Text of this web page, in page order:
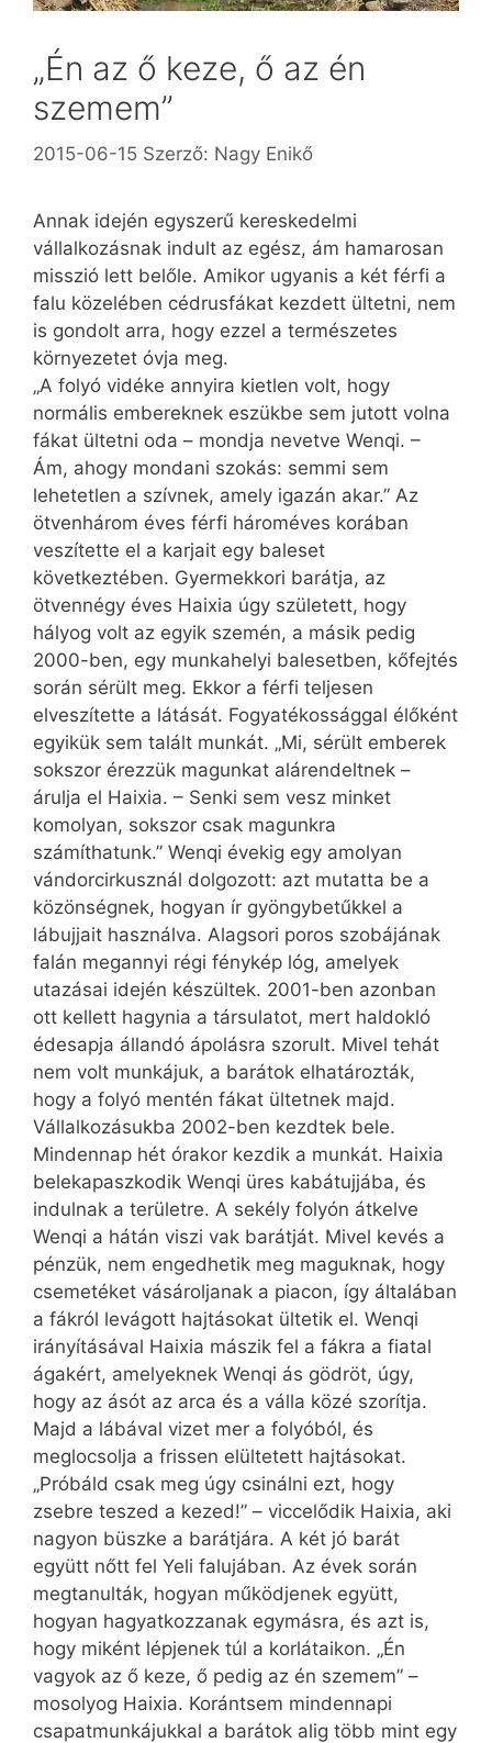
„Én az ő keze, ő az én
szemem”
2015-06-15 Szerző: Nagy Enikő
Annak idején egyszerű kereskedelmi
vállalkozásnak indult az egész, ám hamarosan
misszió lett belőle. Amikor ugyanis a két férfi a
falu közelében cédrusfákat kezdett ültetni, nem
is gondolt arra, hogy ezzel a természetes
környezetet óvja meg.
„A folyó vidéke annyira kietlen volt, hogy
normális embereknek eszükbe sem jutott volna
fákat ültetni oda – mondja nevetve Wenqi. –
Ám, ahogy mondani szokás: semmi sem
lehetetlen a szívnek, amely igazán akar.” Az
ötvenhárom éves férfi hároméves korában
veszítette el a karjait egy baleset
következtében. Gyermekkori barátja, az
ötvennégy éves Haixia úgy született, hogy
hályog volt az egyik szemén, a másik pedig
2000-ben, egy munkahelyi balesetben, kőfejtés
során sérült meg. Ekkor a férfi teljesen
elveszítette a látását. Fogyatékossággal élőként
egyikük sem talált munkát. „Mi, sérült emberek
sokszor érezzük magunkat alárendeltnek –
árulja el Haixia. – Senki sem vesz minket
komolyan, sokszor csak magunkra
számíthatunk.” Wenqi évekig egy amolyan
vándorcirkusznál dolgozott: azt mutatta be a
közönségnek, hogyan ír gyöngybetűkkel a
lábujjait használva. Alagsori poros szobájának
falán megannyi régi fénykép lóg, amelyek
utazásai idején készültek. 2001-ben azonban
ott kellett hagynia a társulatot, mert haldokló
édesapja állandó ápolásra szorult. Mivel tehát
nem volt munkájuk, a barátok elhatározták,
hogy a folyó mentén fákat ültetnek majd.
Vállalkozásukba 2002-ben kezdtek bele.
Mindennap hét órakor kezdik a munkát. Haixia
belekapaszkodik Wenqi üres kabátujjába, és
indulnak a területre. A sekély folyón átkelve
Wenqi a hátán viszi vak barátját. Mivel kevés a
pénzük, nem engedhetik meg maguknak, hogy
csemetéket vásároljanak a piacon, így általában
a fákról levágott hajtásokat ültetik el. Wenqi
irányításával Haixia mászik fel a fákra a fiatal
ágakért, amelyeknek Wenqi ás gödröt, úgy,
hogy az ásót az arca és a válla közé szorítja.
Majd a lábával vizet mer a folyóból, és
meglocsolja a frissen elültetett hajtásokat.
„Próbáld csak meg úgy csinálni ezt, hogy
zsebre teszed a kezed!” – viccelődik Haixia, aki
nagyon büszke a barátjára. A két jó barát
együtt nőtt fel Yeli falujában. Az évek során
megtanulták, hogyan működjenek együtt,
hogyan hagyatkozzanak egymásra, és azt is,
hogy miként lépjenek túl a korlátaikon. „Én
vagyok az ő keze, ő pedig az én szemem” –
mosolyog Haixia. Korántsem mindennapi
csapatmunkájukkal a barátok alig több mint egy